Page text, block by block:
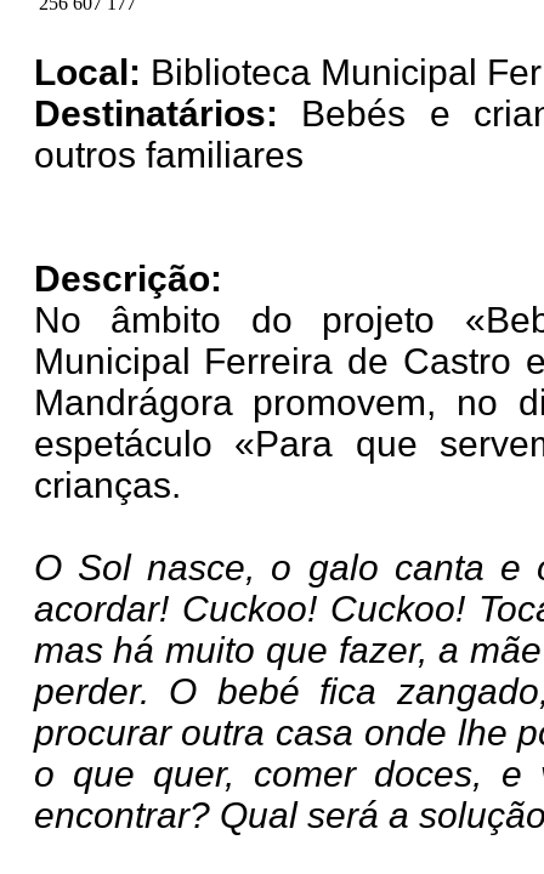
Local: Biblioteca Municipal
Destinatários: Bebés e
outros familiares
Descrição:
No âmbito do projeto
Municipal Ferreira de Castro
Mandrágora promovem, no
espetáculo «Para que
crianças.
O Sol nasce, o galo canta e
acordar! Cuckoo! Cuckoo!
mas há muito que fazer, a
perder. O bebé fica
procurar outra casa onde lhe
o que quer, comer doces,
encontrar? Qual será a